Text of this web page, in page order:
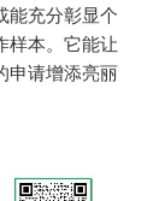
能充分彰显个
样本。它能让
申请增添亮丽